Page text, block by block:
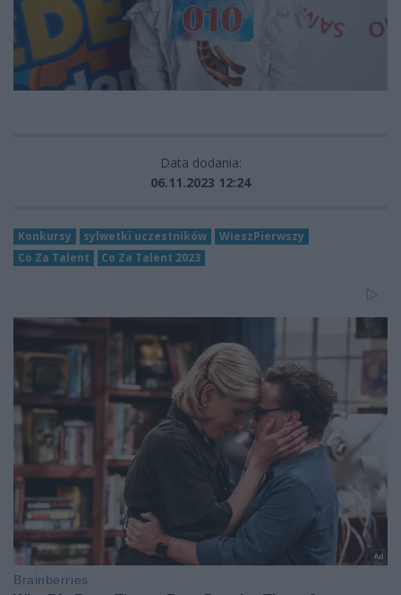
Data dodania:
06.11.2023 12:24
Konkursy sylwetki uczestników
WieszPierwszy
Co Za Talent
Co Za Talent 2023